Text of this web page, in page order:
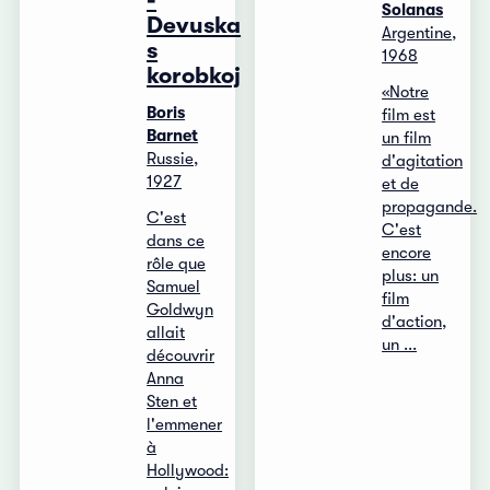
Devuska
s
korobkoj
Boris
Barnet
Russie,
1927
C'est
dans ce
rôle que
Samuel
Goldwyn
allait
découvrir
Anna
Sten et
l'emmener
à
Hollywood:
Solanas
Argentine,
1968
«Notre
film est
un film
d'agitation
et de
propagande.
C'est
encore
plus: un
film
d'action,
un ...